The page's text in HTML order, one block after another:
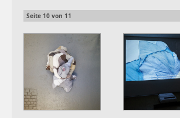
Seite 10 von 11